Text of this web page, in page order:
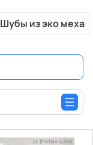
Шубы из эко меха